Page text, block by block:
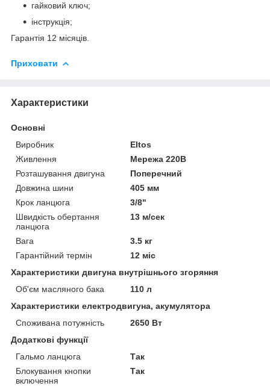
гайковий ключ;
інструкція;
Гарантія 12 місяців.
Приховати
Характеристики
Основні
Виробник
Eltos
Живлення
Мережа 220В
Розташування двигуна
Поперечний
Довжина шини
405 мм
Крок ланцюга
3/8"
Швидкість обертання
ланцюга
13 м/сек
Вага
3.5 кг
Гарантійний термін
12 міс
Характеристики двигуна внутрішнього згоряння
Об'єм масляного бака
110 л
Характеристики електродвигуна, акумулятора
Споживана потужність
2650 Вт
Додаткові функції
Гальмо ланцюга
Так
Блокування кнопки
включення
Так